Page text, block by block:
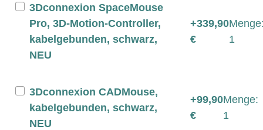
3Dconnexion SpaceMouse
Pro, 3D-Motion-Controller,
kabelgebunden, schwarz,
NEU
+339,90
€
1
3Dconnexion CADMouse,
kabelgebunden, schwarz,
NEU
+99,90
€
Menge:
1